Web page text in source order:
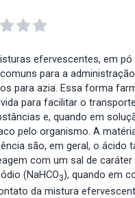
efervescentes, em pó
para a
para azia. Essa forma
para facilitar o
e, quando em
pelo organismo. A
são, em geral, o ácido
com um sal de
(NaHCO3), quando em
da mistura